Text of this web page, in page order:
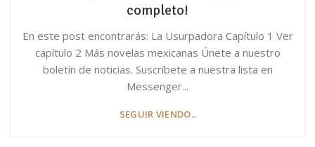
completo!
En este post encontrarás: La Usurpadora Capítulo 1 Ver
capítulo 2 Más novelas mexicanas Únete a nuestro
boletín de noticias. Suscríbete a nuestra lista en
Messenger...
SEGUIR VIENDO..